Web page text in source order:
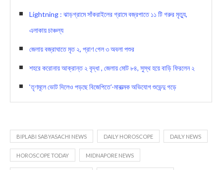
Lightning : ঝাড়গ্রামে সাঁকরাইলের গ্রামে বজ্রপাতে ১১ টি গরুর মৃত্যু,
এলাকায় চাঞ্চল্য
জেলায় বজ্রাঘাতে মৃত ২, প্রাণ গেল ৩ অবলা পশুর
শহরে করোনায় আক্রান্ত ২ বৃদ্ধা , জেলায় মোট ৮৪, সুস্থ হয়ে বাড়ি ফিরলেন ২
‘তৃণমূলে ভোট দিলেও পড়ছে বিজেপিতে’-মারাত্মক অভিযোগ শুভেন্দু গড়ে
BIPLABI SABYASACHI NEWS DAILY HOROSCOPE DAILY NEWS
HOROSCOPE TODAY MIDNAPORE NEWS